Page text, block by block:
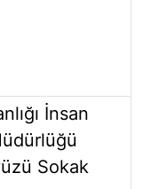
İnsan
Sokak